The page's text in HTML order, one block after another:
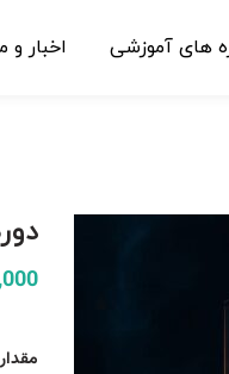
های آموزشی اخبار
مقدار